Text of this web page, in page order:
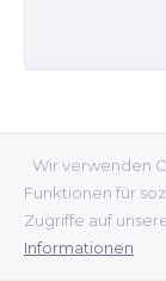
Wir verwenden
Funktionen für
Zugriffe auf
Informationen